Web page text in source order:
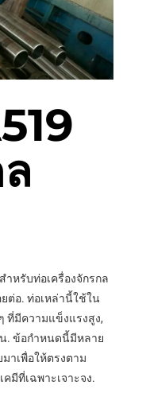
ำหรับท่อเครื่องจักรกล
ต่อ. ท่อเหล่านี้ใช้ใน
ที่มีความแข็งแรงสูง,
. ข้อกำหนดนี้มีหลาย
าเพื่อให้ตรงตาม
มีที่เฉพาะเจาะจง.